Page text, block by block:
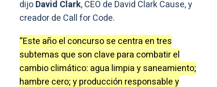
dijoDavid Clark, CEO de David Clark Cause, y
creador de Call for Code.
“Este año el concurso se centra en tres
subtemas que son clave para combatir el
cambio climático: agua limpia y saneamiento;
hambre cero; y producción responsable y